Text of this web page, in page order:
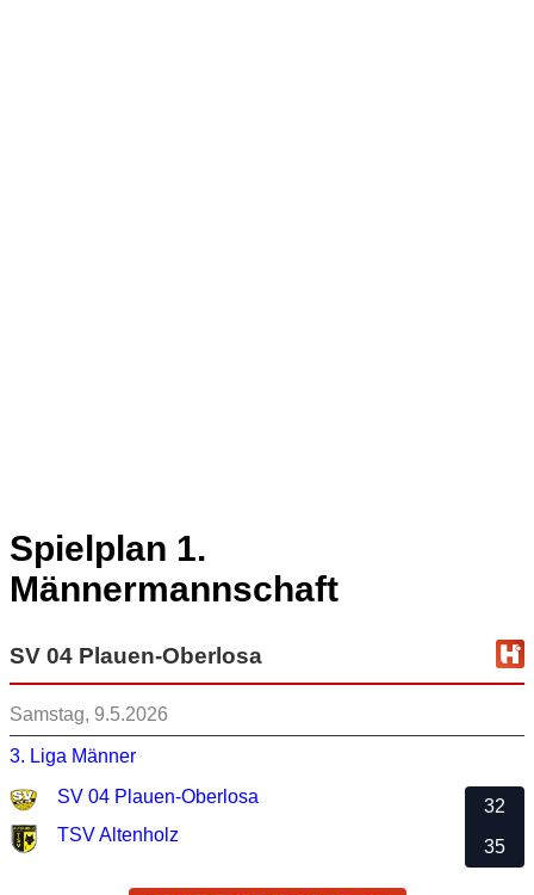
Spielplan 1.
Männermannschaft
SV 04 Plauen-Oberlosa
Samstag, 9.5.2026
3. Liga Männer
SV 04 Plauen-Oberlosa
TSV Altenholz
32
35